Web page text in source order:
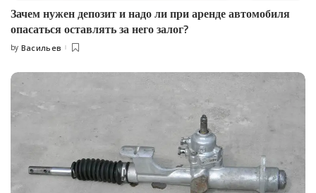
Зачем нужен депозит и надо ли при аренде автомобиля
опасаться оставлять за него залог?
Posted
by Васильев